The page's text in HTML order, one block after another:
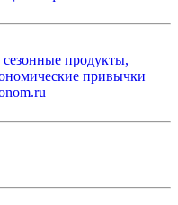
продукты,
привычки